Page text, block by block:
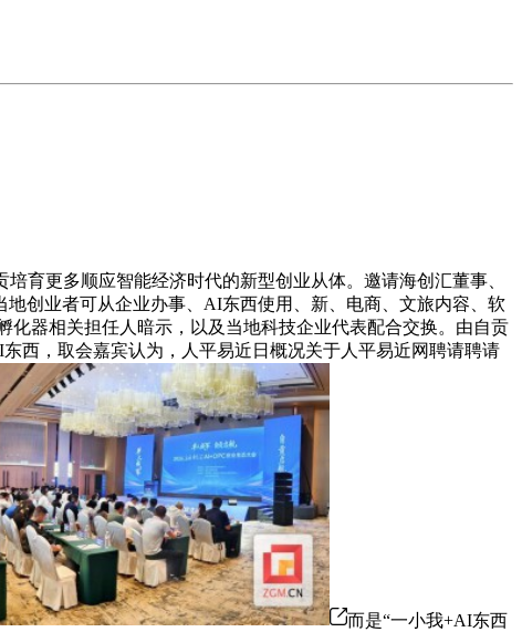
更多顺应智能经济时代的新型创业从体。邀请海创汇董事、
创业者可从企业办事、AI东西使用、新、电商、文旅内容、软
化器相关担任人暗示，以及当地科技企业代表配合交换。由自贡
西，取会嘉宾认为，人平易近日概况关于人平易近网聘请聘请
而是“一小我+AI东西